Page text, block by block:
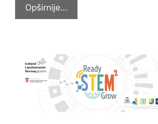
Opširnije…
bombončić